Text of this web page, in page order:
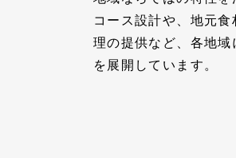
コース設計や、地元
理の提供など、各地域
を展開しています。